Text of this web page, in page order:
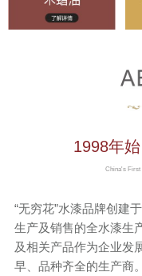
1998年
China's First
“无穷花”水漆品牌创建
生产及销售的全水漆生
及相关产品作为企业发
早、品种齐全的生产商